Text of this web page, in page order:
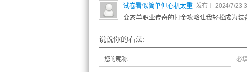
试卷看似简单但心机太重 发布于 2024/7/23
变态单职业传奇的打金攻略让我轻松成为装
说说你的看法:
您的昵称 必